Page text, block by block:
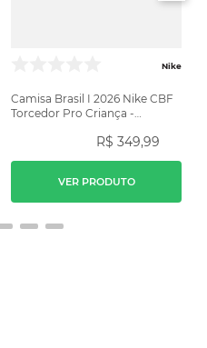
Nike
Camisa Brasil I 2026 Nike CBF
Torcedor Pro Criança -
R$ 349,99
VER PRODUTO